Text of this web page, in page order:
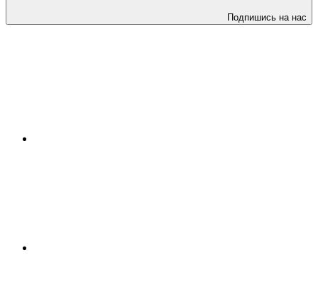
Подпишись на нас